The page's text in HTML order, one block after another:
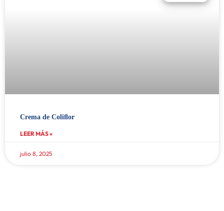
Crema de Coliﬂor
LEER MÁS »
julio 8, 2025